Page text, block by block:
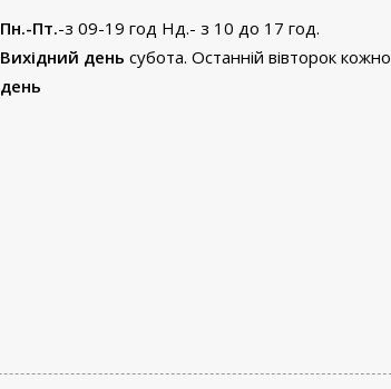
Пн.-Пт.-з 09-19 год Нд.- з 10 до 17 год.
Вихідний день субота. Останній вівторок
день